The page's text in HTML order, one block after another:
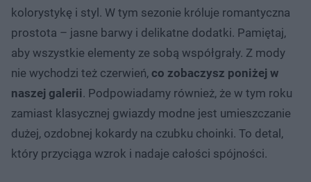
kolorystykę i styl. W tym sezonie króluje romantyczna
prostota – jasne barwy i delikatne dodatki. Pamiętaj,
aby wszystkie elementy ze sobą współgrały. Z mody
nie wychodzi też czerwień, co zobaczysz poniżej w
naszej galerii. Podpowiadamy również, że w tym roku
zamiast klasycznej gwiazdy modne jest umieszczanie
dużej, ozdobnej kokardy na czubku choinki. To detal,
który przyciąga wzrok i nadaje całości spójności.